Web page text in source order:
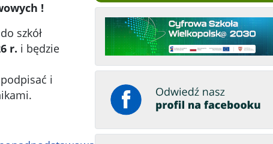
!
szkół
r. i będzie
i